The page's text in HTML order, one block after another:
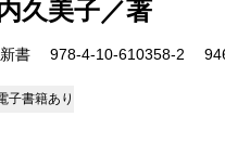
久美子／著
新書 978-4-10-610358-2
子書籍あり